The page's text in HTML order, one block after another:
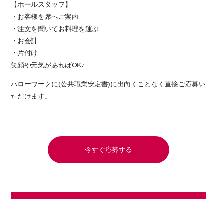
【ホールスタッフ】
・お客様を席へご案内
・注文を聞いてお料理を運ぶ
・お会計
・片付け
笑顔や元気があればOK♪
ハローワークに(公共職業安定書)に出向くことなく直接ご応募い
ただけます。
今すぐ応募する